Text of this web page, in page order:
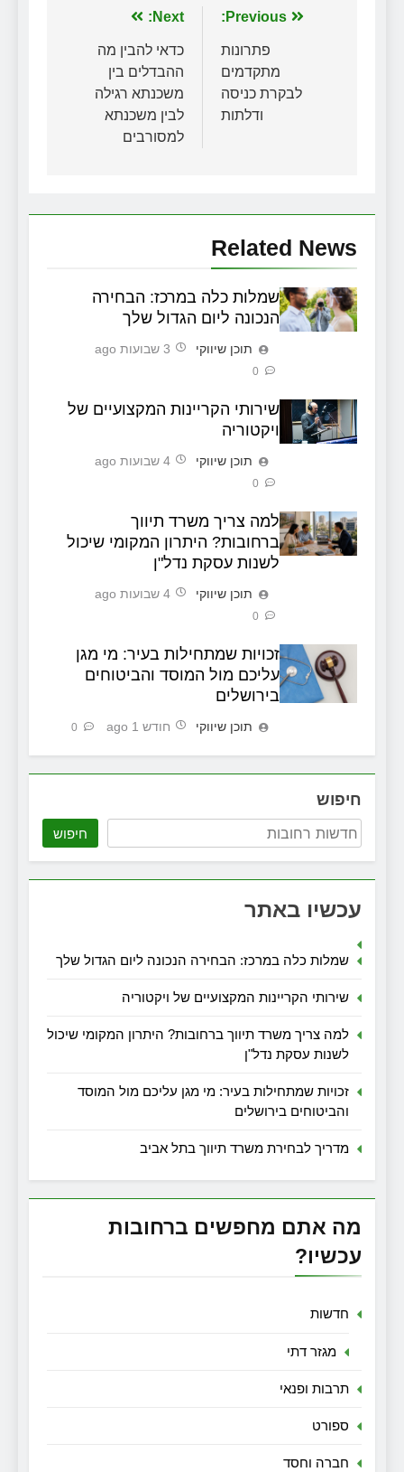
ניווט Previous:
פתרונות
מתקדמים
לבקרת כניסה
ודלתות
Next:
כדאי להבין מה
ההבדלים בין
משכנתא רגילה
לבין משכנתא
למסורבים
Related News
שמלות כלה במרכז: הבחירה
הנכונה ליום הגדול שלך
תוכן שיווקי 3 שבועות ago
0
שירותי הקריינות המקצועיים של
ויקטוריה
תוכן שיווקי 4 שבועות ago
0
למה צריך משרד תיווך
ברחובות? היתרון המקומי שיכול
לשנות עסקת נדל"ן
תוכן שיווקי 4 שבועות ago
0
זכויות שמתחילות בעיר: מי מגן
עליכם מול המוסד והביטוחים
בירושלים
תוכן שיווקי חודש 1 ago 0
חיפוש
חיפוש
עכשיו באתר
שמלות כלה במרכז: הבחירה הנכונה ליום הגדול שלך
שירותי הקריינות המקצועיים של ויקטוריה
למה צריך משרד תיווך ברחובות? היתרון המקומי שיכול
לשנות עסקת נדל"ן
זכויות שמתחילות בעיר: מי מגן עליכם מול המוסד
והביטוחים בירושלים
מדריך לבחירת משרד תיווך בתל אביב
מה אתם מחפשים ברחובות
עכשיו?
חדשות
מגזר דתי
תרבות ופנאי
ספורט
חברה וחסד